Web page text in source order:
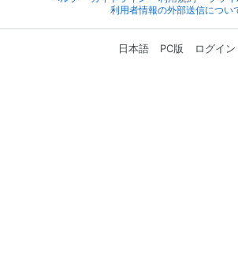
利用者情報の外部送信につい
日本語 PC版 ログイン